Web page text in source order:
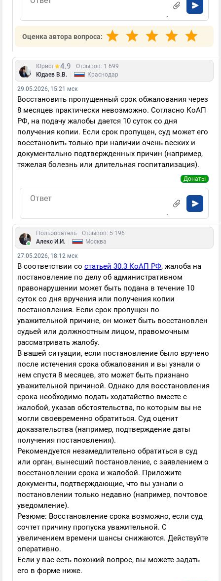
Оценка автора вопроса:
Юрист 4.9
Отзывов: 1 699
Юдаев В.В.
Краснодар
29.05.2026, 15:21 мск
Восстановить пропущенный срок обжалования через
8 месяцев практически невозможно. Согласно КоАП
РФ, на подачу жалобы дается 10 суток со дня
получения копии. Если срок пропущен, суд может его
восстановить только при наличии очень веских и
документально подтвержденных причин (например,
тяжелая болезнь или длительная госпитализация).
Донаты
Пользователь
Отзывов: 5 196
Алекс И.И.
Москва
27.05.2026, 18:12 мск
В соответствии со статьей 30.3 КоАП РФ, жалоба на
постановление по делу об административном
правонарушении может быть подана в течение 10
суток со дня вручения или получения копии
постановления. Если срок пропущен по
уважительной причине, он может быть восстановлен
судьей или должностным лицом, правомочным
рассматривать жалобу.
В вашей ситуации, если постановление было вручено
после истечения срока обжалования и вы узнали о
нем спустя 8 месяцев, это может быть признано
уважительной причиной. Однако для восстановления
срока необходимо подать ходатайство вместе с
жалобой, указав обстоятельства, по которым вы не
могли своевременно обратиться. Суд оценит
доказательства (например, подтверждение даты
получения постановления).
Рекомендуется незамедлительно обратиться в суд
или орган, вынесший постановление, с заявлением о
восстановлении срока и жалобой. Приложите
документы, подтверждающие, что вы узнали о
постановлении только недавно (например, почтовое
уведомление).
Резюме: Восстановление срока возможно, если суд
сочтет причину пропуска уважительной. С
увеличением времени шансы снижаются. Действуйте
оперативно.
Если у вас есть похожий вопрос, вы можете задать
его в форме ниже.